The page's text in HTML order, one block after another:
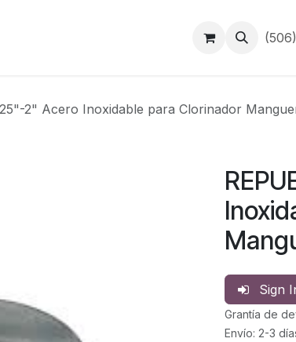
2" Acero Inoxidable para Clorinador
Sign
Grantía de
Envío: 2-3